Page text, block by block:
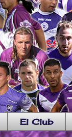
El Club